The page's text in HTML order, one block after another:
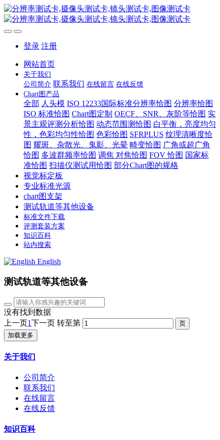
登录 注册
网站首页
关于我们
公司简介 联系我们 在线留言 在线反馈
Chart图产品
全部 人头模 ISO 12233国际标准分辨率恰图 分辨率恰图
ISO 标准恰图 Chart图定制 OECF、SNR、灰阶等恰图 实
景主观评测分析恰图 动态范围测恰图 白平衡，亮度均匀
性，色彩均匀性恰图 色彩恰图 SFRPLUS 纹理清晰度恰
图 耀斑、杂散光、鬼影、光晕 畸变恰图 广角或超广角
恰图 多波群频率恰图 调焦 对焦恰图 FOV 恰图 国家标
准恰图 扫描仪测试用恰图 部分Chart图的规格
视觉标定板
专业标准光源
chart图支架
测试轨道等其他设备
标准文件下载
评测套装方案
知识百科
站内搜索
English
测试轨道等其他设备
没有找到数据
上一页1下一页 转至第
加载更多
关于我们
公司简介
联系我们
在线留言
在线反馈
知识百科